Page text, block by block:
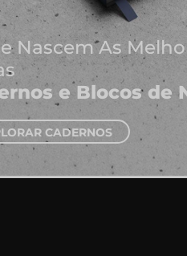
Melhores
de Notas